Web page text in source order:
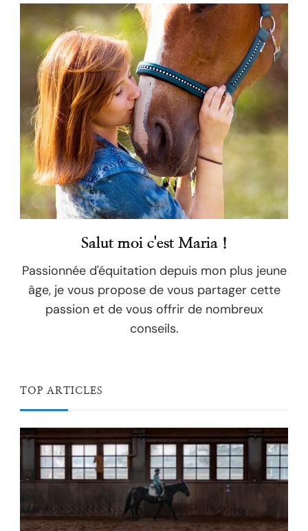
Salut moi c'est Maria !
Passionnée d'équitation depuis mon plus jeune
âge, je vous propose de vous partager cette
passion et de vous offrir de nombreux
conseils.
TOP ARTICLES